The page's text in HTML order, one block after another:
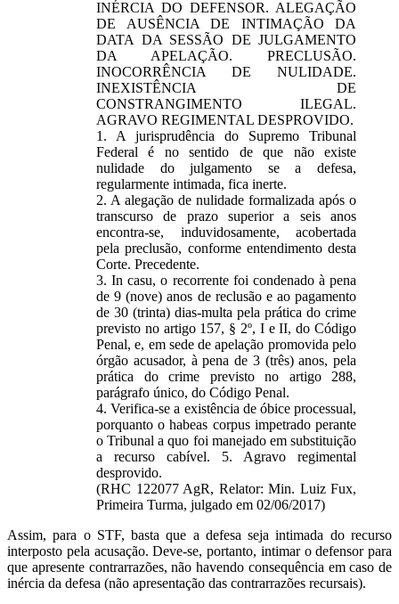
INÉRCIA DO DEFENSOR. ALEGAÇÃO
DE AUSÊNCIA DE INTIMAÇÃO DA
DATA DA SESSÃO DE JULGAMENTO
DA APELAÇÃO. PRECLUSÃO.
INOCORRÊNCIA DE NULIDADE.
INEXISTÊNCIA DE
CONSTRANGIMENTO ILEGAL.
AGRAVO REGIMENTAL DESPROVIDO.
1. A jurisprudência do Supremo Tribunal
Federal é no sentido de que não existe
nulidade do julgamento se a defesa,
regularmente intimada, fica inerte.
2. A alegação de nulidade formalizada após o
transcurso de prazo superior a seis anos
encontra-se, induvidosamente, acobertada
pela preclusão, conforme entendimento desta
Corte. Precedente.
3. In casu, o recorrente foi condenado à pena
de 9 (nove) anos de reclusão e ao pagamento
de 30 (trinta) dias-multa pela prática do crime
previsto no artigo 157, § 2º, I e II, do Código
Penal, e, em sede de apelação promovida pelo
órgão acusador, à pena de 3 (três) anos, pela
prática do crime previsto no artigo 288,
parágrafo único, do Código Penal.
4. Verifica-se a existência de óbice processual,
porquanto o habeas corpus impetrado perante
o Tribunal a quo foi manejado em substituição
a recurso cabível. 5. Agravo regimental
desprovido.
(RHC 122077 AgR, Relator: Min. Luiz Fux,
Primeira Turma, julgado em 02/06/2017)
Assim, para o STF, basta que a defesa seja intimada do recurso
interposto pela acusação. Deve-se, portanto, intimar o defensor para
que apresente contrarrazões, não havendo consequência em caso de
inércia da defesa (não apresentação das contrarrazões recursais).